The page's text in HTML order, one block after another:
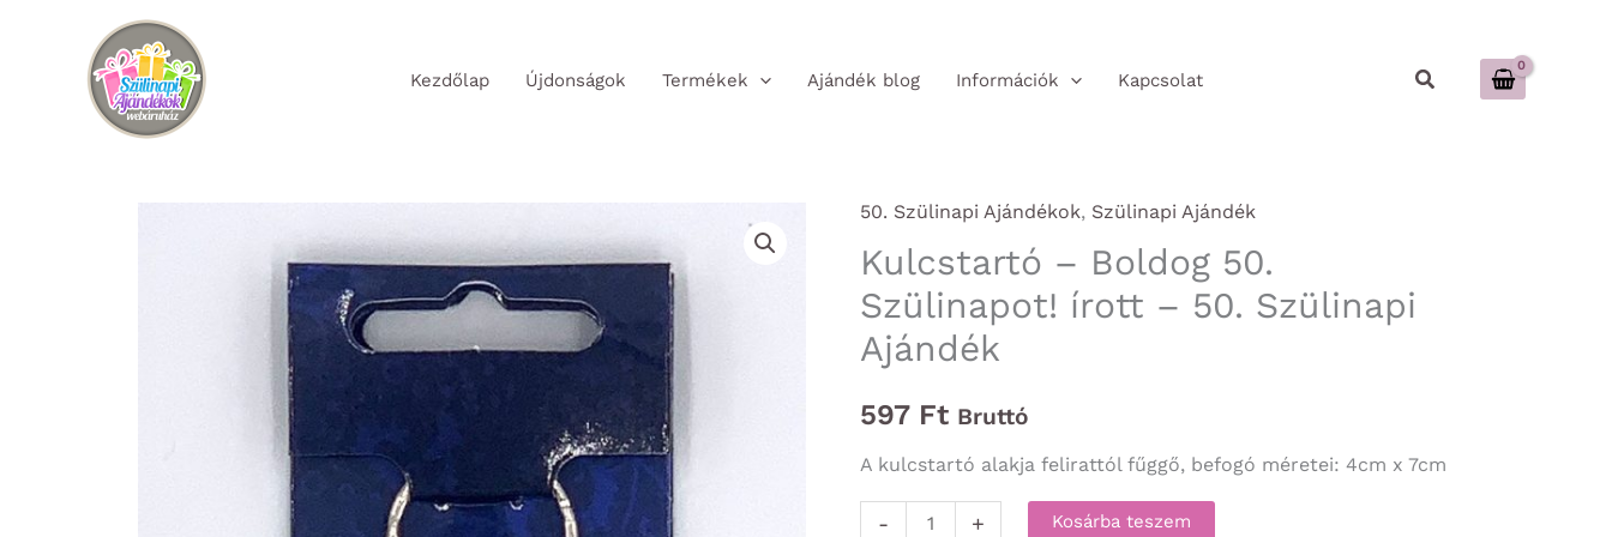
Kezdőlap Újdonságok Termékek Ajándék blog Információk Kapcsolat Keresés
50. Szülinapi Ajándékok, Szülinapi Ajándék
Kulcstartó – Boldog 50.
Szülinapot! írott – 50. Szülinapi
Ajándék
597 Ft Bruttó
A kulcstartó alakja felirattól fűggő, befogó méretei: 4cm x 7cm
-
Kulcstartó
+ Kosárba teszem